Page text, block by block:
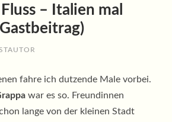
– Italien mal
fahre ich dutzende Male vorbei.
war es so. Freundinnen
lange von der kleinen Stadt